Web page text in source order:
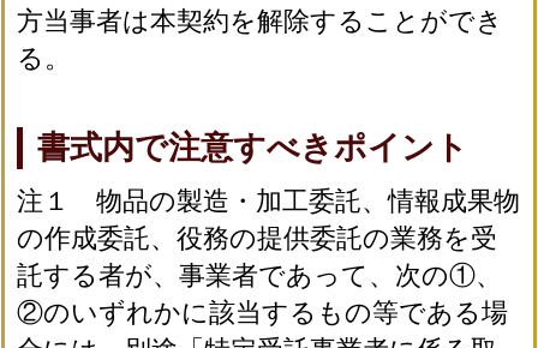
方当事者は本契約を解除することができ
る。
書式内で注意すべきポイント
注１ 物品の製造・加工委託、情報成果物
の作成委託、役務の提供委託の業務を受
託する者が、事業者であって、次の①、
②のいずれかに該当するもの等である場